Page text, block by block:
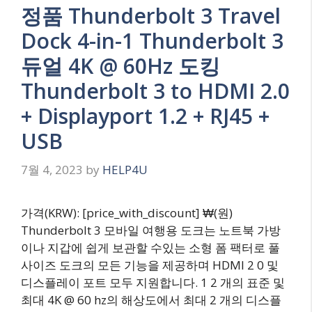
정품 Thunderbolt 3 Travel
Dock 4-in-1 Thunderbolt 3
듀얼 4K @ 60Hz 도킹
Thunderbolt 3 to HDMI 2.0
+ Displayport 1.2 + RJ45 +
USB
7월 4, 2023 by HELP4U
가격(KRW): [price_with_discount] ₩(원)
Thunderbolt 3 모바일 여행용 도크는 노트북 가방
이나 지갑에 쉽게 보관할 수있는 소형 폼 팩터로 풀
사이즈 도크의 모든 기능을 제공하며 HDMI 2 0 및
디스플레이 포트 모두 지원합니다. 1 2 개의 표준 및
최대 4K @ 60 hz의 해상도에서 최대 2 개의 디스플